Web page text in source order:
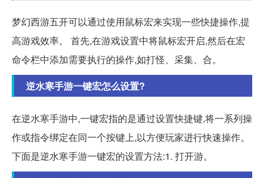
梦幻西游五开可以通过使用鼠标宏来实现一些快捷操作,提
高游戏效率。 首先,在游戏设置中将鼠标宏开启,然后在宏
命令栏中添加需要执行的操作,如打怪、采集、合。
逆水寒手游一键宏怎么设置?
在逆水寒手游中,一键宏指的是通过设置快捷键,将一系列操
作或指令绑定在同一个按键上,以方便玩家进行快速操作。
下面是逆水寒手游一键宏的设置方法:1. 打开游。